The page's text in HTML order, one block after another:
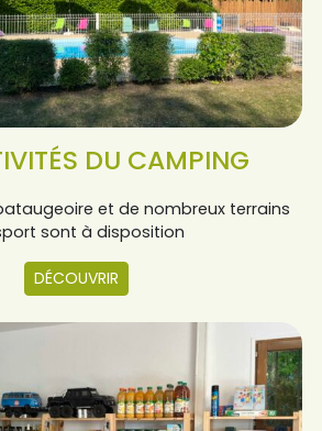
DU CAMPING
et de nombreux terrains
sont à disposition
DÉCOUVRIR